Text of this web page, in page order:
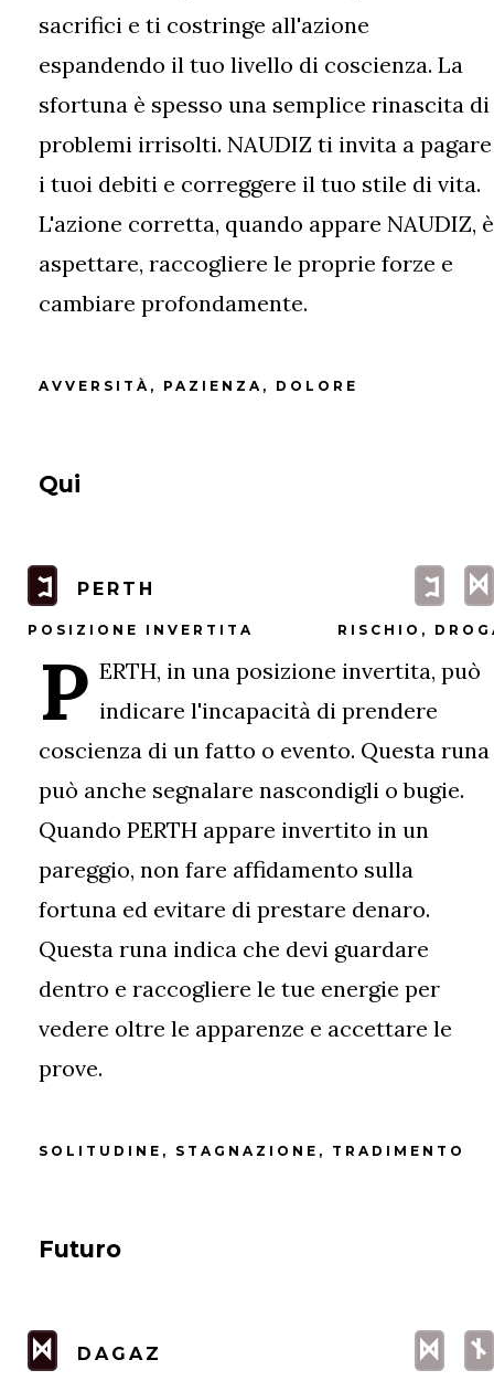
sacrifici e ti costringe all'azione
espandendo il tuo livello di coscienza. La
sfortuna è spesso una semplice rinascita di
problemi irrisolti. NAUDIZ ti invita a pagare
i tuoi debiti e correggere il tuo stile di vita.
L'azione corretta, quando appare NAUDIZ, è
aspettare, raccogliere le proprie forze e
cambiare profondamente.
AVVERSITÀ, PAZIENZA, DOLORE
Qui
P PERTH
POSIZIONE INVERTITA
P D
RISCHIO,
P ERTH, in una posizione invertita, può
indicare l'incapacità di prendere
coscienza di un fatto o evento. Questa runa
può anche segnalare nascondigli o bugie.
Quando PERTH appare invertito in un
pareggio, non fare affidamento sulla
fortuna ed evitare di prestare denaro.
Questa runa indica che devi guardare
dentro e raccogliere le tue energie per
vedere oltre le apparenze e accettare le
prove.
SOLITUDINE, STAGNAZIONE, TRADIMENTO
Futuro
D DAGAZ D n